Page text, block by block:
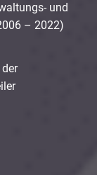
und
– 2022)